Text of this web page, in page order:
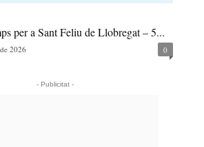
per a Sant Feliu de Llobregat – 5...
2026 0
- Publicitat -